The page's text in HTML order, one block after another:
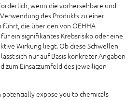
wenn die vorhersehbare und
des Produkts zu einer
die über den von OEHHA
ein signifikantes Krebsrisiko oder eine
Wirkung liegt. Ob diese Schwellen
sich nur auf Basis konkreter Angaben
zum Einsatzumfeld des jeweiligen
potentially expose you to chemicals